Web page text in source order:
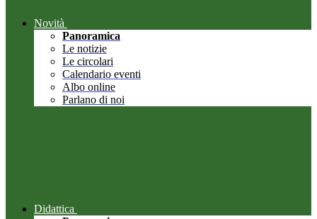
Novità
Panoramica
Le notizie
Le circolari
Calendario eventi
Albo online
Parlano di noi
Didattica